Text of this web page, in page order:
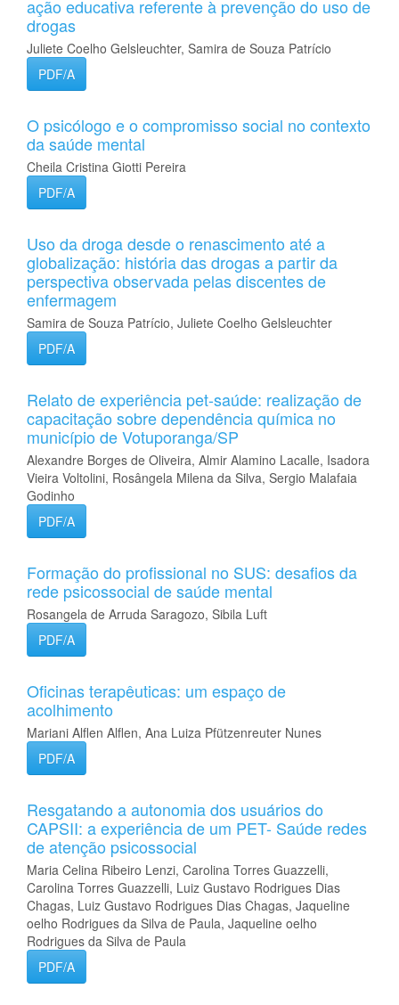
ação educativa referente à prevenção do uso de
drogas
Juliete Coelho Gelsleuchter, Samira de Souza Patrício
PDF/A
O psicólogo e o compromisso social no contexto
da saúde mental
Cheila Cristina Giotti Pereira
PDF/A
Uso da droga desde o renascimento até a
globalização: história das drogas a partir da
perspectiva observada pelas discentes de
enfermagem
Samira de Souza Patrício, Juliete Coelho Gelsleuchter
PDF/A
Relato de experiência pet-saúde: realização de
capacitação sobre dependência química no
município de Votuporanga/SP
Alexandre Borges de Oliveira, Almir Alamino Lacalle, Isadora
Vieira Voltolini, Rosângela Milena da Silva, Sergio Malafaia
Godinho
PDF/A
Formação do profissional no SUS: desafios da
rede psicossocial de saúde mental
Rosangela de Arruda Saragozo, Sibila Luft
PDF/A
Oficinas terapêuticas: um espaço de
acolhimento
Mariani Alflen Alflen, Ana Luiza Pfützenreuter Nunes
PDF/A
Resgatando a autonomia dos usuários do
CAPSII: a experiência de um PET- Saúde redes
de atenção psicossocial
Maria Celina Ribeiro Lenzi, Carolina Torres Guazzelli,
Carolina Torres Guazzelli, Luiz Gustavo Rodrigues Dias
Chagas, Luiz Gustavo Rodrigues Dias Chagas, Jaqueline
oelho Rodrigues da Silva de Paula, Jaqueline oelho
Rodrigues da Silva de Paula
PDF/A